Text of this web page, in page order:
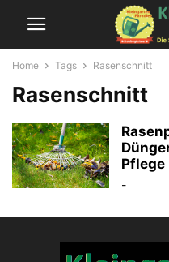
Home Tags Rasenschnitt
Rasenschnitt
Pflege
-